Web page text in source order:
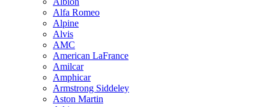
Alfa Romeo
Alpine
Alvis
AMC
American LaFrance
Amilcar
Amphicar
Armstrong Siddeley
Aston Martin